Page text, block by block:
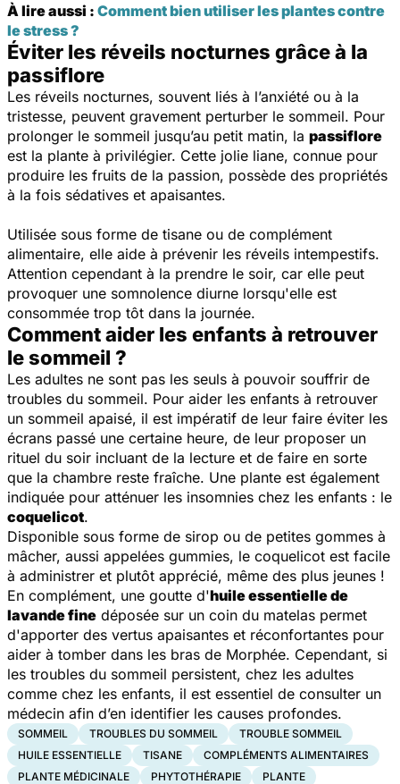
À lire aussi : Comment bien utiliser les plantes contre
le stress ?
Éviter les réveils nocturnes grâce à la
passiflore
Les réveils nocturnes, souvent liés à l’anxiété ou à la
tristesse, peuvent gravement perturber le sommeil. Pour
prolonger le sommeil jusqu’au petit matin, la passiflore
est la plante à privilégier. Cette jolie liane, connue pour
produire les fruits de la passion, possède des propriétés
à la fois sédatives et apaisantes.
Utilisée sous forme de tisane ou de complément
alimentaire, elle aide à prévenir les réveils intempestifs.
Attention cependant à la prendre le soir, car elle peut
provoquer une somnolence diurne lorsqu'elle est
consommée trop tôt dans la journée.
Comment aider les enfants à retrouver
le sommeil ?
Les adultes ne sont pas les seuls à pouvoir souffrir de
troubles du sommeil. Pour aider les enfants à retrouver
un sommeil apaisé, il est impératif de leur faire éviter les
écrans passé une certaine heure, de leur proposer un
rituel du soir incluant de la lecture et de faire en sorte
que la chambre reste fraîche. Une plante est également
indiquée pour atténuer les insomnies chez les enfants : le
coquelicot.
Disponible sous forme de sirop ou de petites gommes à
mâcher, aussi appelées gummies, le coquelicot est facile
à administrer et plutôt apprécié, même des plus jeunes !
En complément, une goutte d'huile essentielle de
lavande fine déposée sur un coin du matelas permet
d'apporter des vertus apaisantes et réconfortantes pour
aider à tomber dans les bras de Morphée. Cependant, si
les troubles du sommeil persistent, chez les adultes
comme chez les enfants, il est essentiel de consulter un
médecin afin d’en identifier les causes profondes.
SOMMEIL TROUBLES DU SOMMEIL
TROUBLE SOMMEIL
HUILE ESSENTIELLE
TISANE
COMPLÉMENTS ALIMENTAIRES
PLANTE MÉDICINALE
PHYTOTHÉRAPIE PLANTE